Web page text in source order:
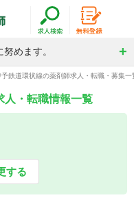
めます。
予鉄道環状線の薬剤師求人・転職・募集一
人・転職情報一覧
する